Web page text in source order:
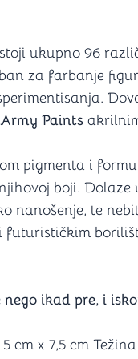
Kutijice
ukupno 96
za farbanje
Army Paints
pigmenta i
boji.
nanošenje, te
ikad pre, i
cm x 7,5 cm